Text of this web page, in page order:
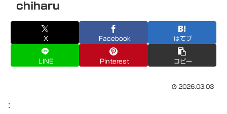
chiharu
X Facebook はてブ
LINE Pinterest コピー
2026.03.03
: